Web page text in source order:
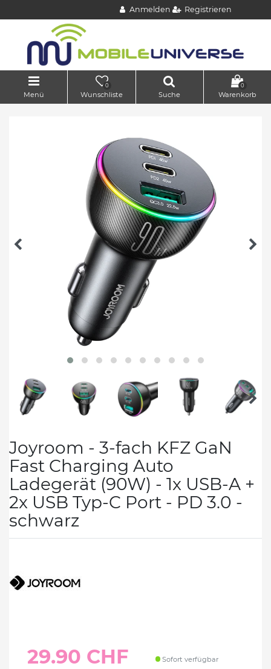
Anmelden Registrieren
Menü
0
Wunschliste Suche
0
Warenkorb
Joyroom - 3-fach KFZ GaN
Fast Charging Auto
Ladegerät (90W) - 1x USB-A +
2x USB Typ-C Port - PD 3.0 -
schwarz
29.90 CHF Sofort verfügbar